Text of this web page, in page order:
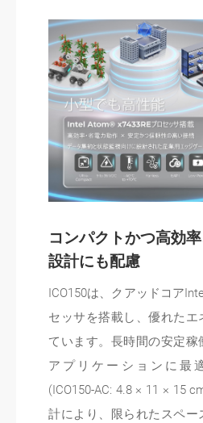
コンパクトかつ高効
設計にも配慮
ICO150は、クアッドコア
セッサを搭載し、優れたエ
ています。長時間の安定
アプリケーションに最
(ICO150-AC: 4.8 × 11 × 15
計により、限られたスペ